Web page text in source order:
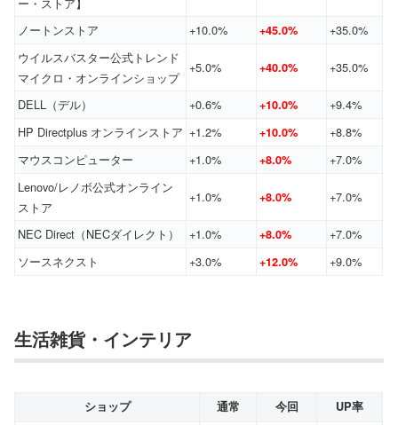
ノートンストア +10.0% +45.0%
+35.0%
ウイルスバスター公式トレンド
マイクロ・オンラインショップ
+5.0% +40.0% +35.0%
DELL（デル） +0.6% +10.0%
+9.4%
HP Directplus オンラインストア +1.2% +10.0%
+8.8%
マウスコンピューター
+1.0% +8.0%
+7.0%
Lenovo/レノボ公式オンライン
ストア
+1.0% +8.0% +7.0%
NEC Direct（NECダイレクト） +1.0% +8.0%
+7.0%
ソースネクスト
+3.0% +12.0% +9.0%
生活雑貨・インテリア
ショップ 通常 今回 UP率